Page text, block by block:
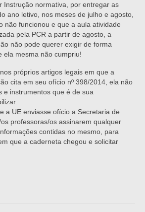
Instrução normativa, por entregar as
ano letivo, nos meses de julho e agosto,
não funcionou e que a aula atividade
pela PCR a partir de agosto, a
não pode querer exigir de forma
ela mesma não cumpriu!
próprios artigos legais em que a
cita em seu ofício nº 398/2014, ela não
e instrumentos que é de sua
a UE enviasse ofício a Secretaria de
professoras/os assinarem qualquer
contidas no mesmo, para
que a caderneta chegou e solicitar